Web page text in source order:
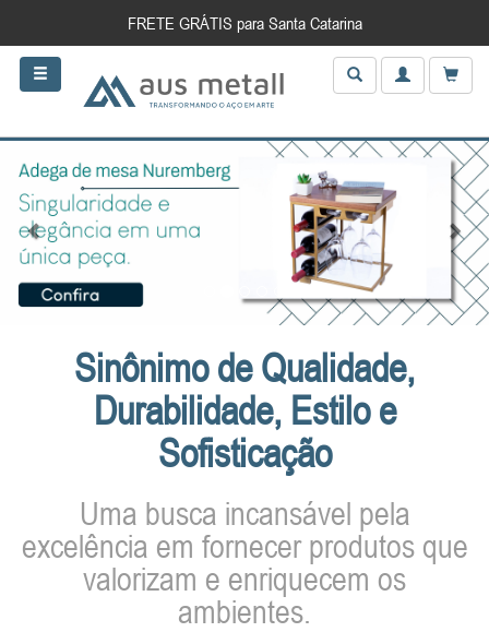
FRETE GRÁTIS para Santa Catarina
Sinônimo de Qualidade,
Durabilidade, Estilo e
Sofisticação
Uma busca incansável pela
excelência em fornecer produtos que
valorizam e enriquecem os
ambientes.